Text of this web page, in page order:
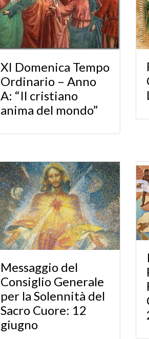
XI Domenica Tempo
Ordinario – Anno
A: “Il cristiano
anima del mondo”
Messaggio del
Consiglio Generale
per la Solennità del
Sacro Cuore: 12
giugno